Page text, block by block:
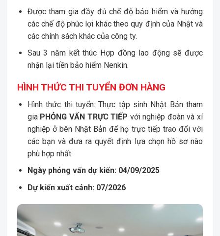
Được tham gia đầy đủ chế độ bảo hiểm và hưởng
các chế độ phúc lợi khác theo quy định của Nhật và
các chính sách khác của công ty.
Sau 3 năm kết thúc Hợp đồng lao động sẽ được
nhận lại tiền bảo hiểm Nenkin.
HÌNH THỨC THI TUYỂN ĐƠN HÀNG
Hình thức thi tuyển: Thực tập sinh Nhật Bản tham
gia PHỎNG VẤN TRỰC TIẾP với nghiệp đoàn và xí
nghiệp ở bên Nhật Bản để họ trực tiếp trao đổi với
các bạn và đưa ra quyết định lựa chọn hồ sơ nào
phù hợp nhất.
Ngày phỏng vấn dự kiến: 04/09/2025
Dự kiến xuất cảnh: 07/2026